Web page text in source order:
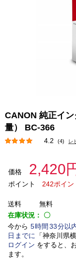
CANON 純正イ
量） BC-366
4.2 (4) レ
価格 2,420
ポイント
242ポイン
送料
無料
在庫状況： 〇
今から 5時間 33分以
日 までに 「神奈川県
ログイン をすると、
ます。